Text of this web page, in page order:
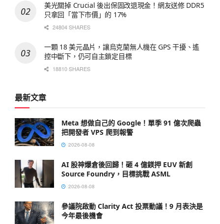
美光關掉 Crucial 後出保固改退現金！網友送修 DDR5
只拿回「當下市價」的 17%
24804 SHARES
一顆 18 美元晶片，讓烏克蘭無人機在 GPS 干擾、遙
控中斷下，仍可自主鎖定目標
18810 SHARES
最新文章
Meta 想做自己的 Google！單季 91 億次爬蟲
把開發者 VPS 爬到報警
2026-08-08
AI 股神爆倉後回歸！砸 4 億鎂押 EUV 新創
Source Foundry，目標挑戰 ASML
2026-08-08
參議院啟動 Clarity Act 投票動議！9 月表決是
今年最後機會